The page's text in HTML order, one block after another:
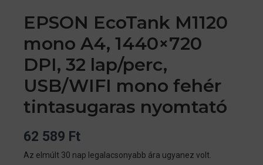
EPSON EcoTank M1120
mono A4, 1440×720
DPI, 32 lap/perc,
USB/WIFI mono fehér
tintasugaras nyomtató
62 589 Ft
Az elmúlt 30 nap legalacsonyabb ára ugyanez volt.